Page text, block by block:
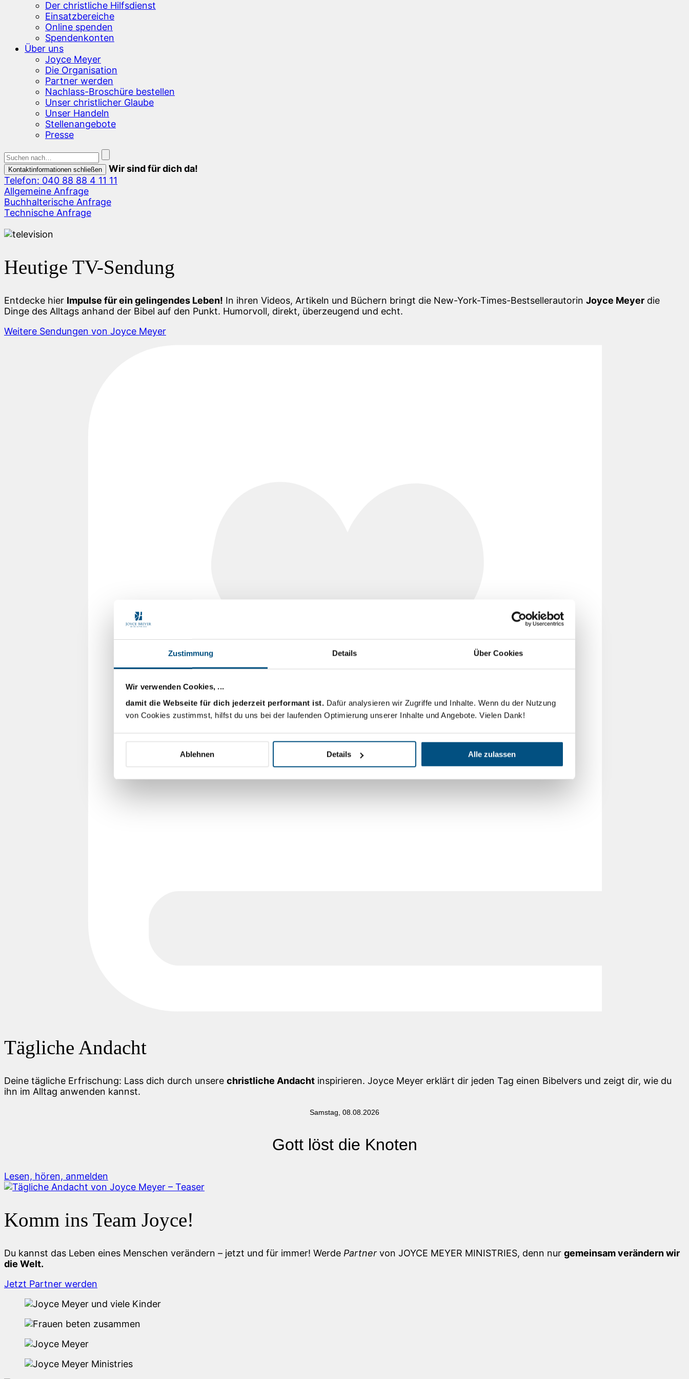
Zustimmung Details Über Cookies
Wir verwenden Cookies, ...
damit die Webseite für dich jederzeit performant ist. Dafür analysieren wir Zugriffe und Inhalte. Wenn du der Nutzung
von Cookies zustimmst, hilfst du uns bei der laufenden Optimierung unserer Inhalte und Angebote. Vielen Dank!
Ablehnen Details Alle zulassen
Der christliche Hilfsdienst
Einsatzbereiche
Online spenden
Spendenkonten
Über uns
Joyce Meyer
Die Organisation
Partner werden
Nachlass-Broschüre bestellen
Unser christlicher Glaube
Unser Handeln
Stellenangebote
Presse
Kontaktinformationen schließen
Wir sind für dich da!
Telefon: 040 88 88 4 11 11
Allgemeine Anfrage
Buchhalterische Anfrage
Technische Anfrage
Heutige TV-Sendung
Entdecke hier Impulse für ein gelingendes Leben! In ihren Videos, Artikeln und Büchern bringt die New-York-Times-Bestsellerautorin Joyce Meyer die
Dinge des Alltags anhand der Bibel auf den Punkt. Humorvoll, direkt, überzeugend und echt.
Weitere Sendungen von Joyce Meyer
Tägliche Andacht
Deine tägliche Erfrischung: Lass dich durch unsere christliche Andacht inspirieren. Joyce Meyer erklärt dir jeden Tag einen Bibelvers und zeigt dir, wie du
ihn im Alltag anwenden kannst.
Samstag, 08.08.2026
Gott löst die Knoten
Lesen, hören, anmelden
Komm ins Team Joyce!
Du kannst das Leben eines Menschen verändern – jetzt und für immer! Werde Partner von JOYCE MEYER MINISTRIES, denn nur gemeinsam verändern wir
die Welt.
Jetzt Partner werden